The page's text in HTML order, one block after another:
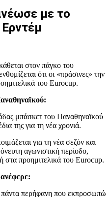
με το
Ερντέμ
στον πάγκο του
ότι οι «πράσινες» την
του Eurocup.
μπάσκετ του Παναθηναϊκού
της για τη νέα χρονιά.
για τη νέα σεζόν και
αγωνιστική περίοδο,
στα προημιτελικά του Eurocup.
πάντα περήφανη που εκπροσωπώ